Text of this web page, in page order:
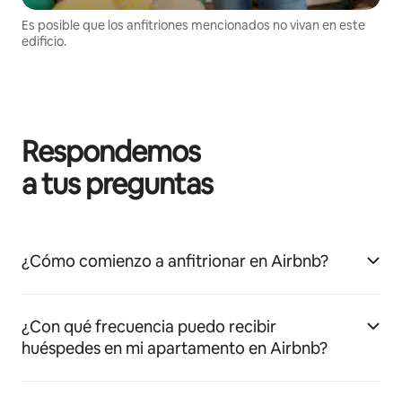
Es posible que los anfitriones mencionados no vivan en este
edificio.
Respondemos
a tus preguntas
¿Cómo comienzo a anfitrionar en Airbnb?
¿Con qué frecuencia puedo recibir
huéspedes en mi apartamento en Airbnb?